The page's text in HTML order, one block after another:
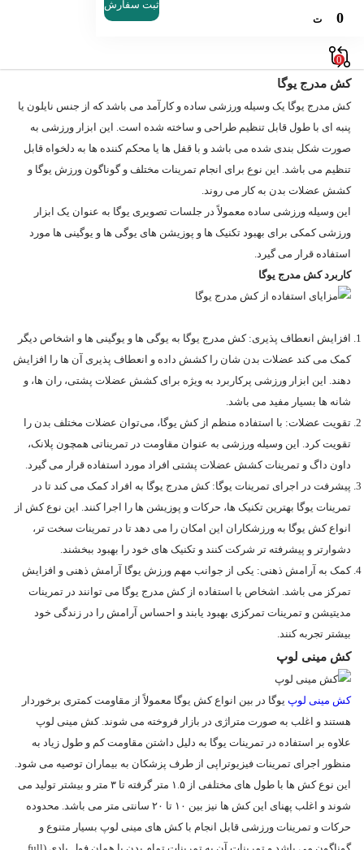
0 ت
ثبت سفارش
0
سینه، عضلات سه سر و دوسر بازو ها، شانه و ران‌ ها قابل توجه است. کش های
همان کیفیت قدرتی همیشگی در هر مکانی که خواستید انجام دهید.
کش مدرج یوگا
کش مدرج یوگا یک وسیله ورزشی ساده و کارآمد می باشد که از جنس نایلون یا
پنبه‌ ای با طول قابل تنظیم طراحی و ساخته شده است. این ابزار ورزشی به
صورت شکل بندی شده می باشد و با قفل‌ ها یا محکم‌ کننده‌ ها به دلخواه قابل
تنظیم می باشد. این نوع برای انجام تمرینات مختلف و گوناگون ورزش یوگا و
کشش عضلات بدن به کار می‌ روند.
این وسیله ورزشی ساده معمولاً در جلسات تصویری یوگا به عنوان یک ابزار
ورزشی کمکی برای بهبود تکنیک‌ ها و پوزیشن های یوگی ها و یوگینی ها مورد
استفاده قرار می‌ گیرد.
کاربرد کش مدرج یوگا
افزایش انعطاف پذیری: کش مدرج یوگا به یوگی ها و یوگینی ها و اشخاص دیگر
کمک می‌ کند عضلات بدن شان را کشش داده و انعطاف پذیری آن ها را افزایش
دهند. این ابزار ورزشی پرکاربرد به ویژه برای کشش عضلات پشتی، ران ها، و
شانه‌ ها بسیار مفید می باشد.
تقویت عضلات: با استفاده منظم از کش یوگا، می‌توان عضلات مختلف بدن را
تقویت کرد. این وسیله ورزشی به عنوان مقاومت در تمریناتی همچون پلانک،
داون‌ داگ و تمرینات کشش عضلات پشتی افراد مورد استفاده قرار می‌ گیرد.
پیشرفت در اجرای تمرینات یوگا: کش مدرج یوگا به افراد کمک می‌ کند تا در
تمرینات یوگا بهترین تکنیک ها، حرکات و پوزیشن ها را اجرا کنند. این نوع کش از
انواع کش یوگا به ورزشکاران این امکان را می‌ دهد تا در تمرینات سخت‌ تر،
دشوارتر و پیشرفته‌ تر شرکت کنند و تکنیک‌ های خود را بهبود ببخشند.
کمک به آرامش ذهنی: یکی از جوانب مهم ورزش یوگا آرامش ذهنی و افزایش
تمرکز می باشد. اشخاص با استفاده از کش مدرج یوگا می‌ توانند در تمرینات
مدیتیشن و تمرینات تمرکزی بهبود یابند و احساس آرامش را در زندگی خود
بیشتر تجربه کنند.
کش‌ مینی لوپ
کش مینی لوپ یوگا در بین انواع کش یوگا معمولاً از مقاومت کمتری برخوردار
هستند و اغلب به‌ صورت متراژی در بازار فروخته می‌ شوند. کش مینی لوپ
علاوه‌ بر استفاده در تمرینات یوگا به دلیل داشتن مقاومت کم و طول زیاد به
منظور اجرای تمرینات فیزیوتراپی از طرف پزشکان به بیماران توصیه می‌ شود.
این نوع کش‌ ها با طول‌ های مختلفی از ۱.۵ متر گرفته تا ۳ متر و بیشتر تولید می‌
شوند و اغلب پهنای این کش‌ ها نیز بین ۱۰ تا ۲۰ سانتی متر می‌ باشد. محدوده
حرکات و تمرینات ورزشی قابل انجام با کش‌ های مینی لوپ بسیار متنوع و